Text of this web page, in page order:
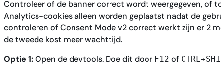
Controleer of de banner correct wordt weergegeven, of
Analytics-cookies alleen worden geplaatst nadat de
controleren of Consent Mode v2 correct werkt zijn er 2
de tweede kost meer wachttijd.
Optie 1:Open de devtools. Doe dit door F12 of